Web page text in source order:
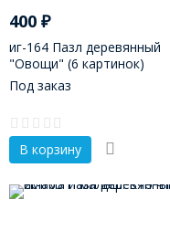
400 ₽
иг-164 Пазл деревянный
"Овощи" (6 картинок)
Под заказ
В корзину